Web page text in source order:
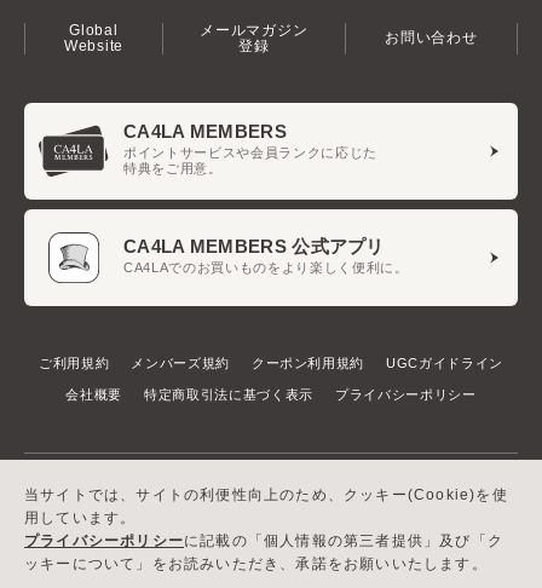
Global
Website
メールマガジン
登録
お問い合わせ
CA4LA MEMBERS
ポイントサービスや会員ランクに応じた
特典をご用意。
CA4LA MEMBERS 公式アプリ
CA4LAでのお買いものをより楽しく便利に。
ご利用規約 メンバーズ規約 クーポン利用規約 UGCガイドライン
会社概要 特定商取引法に基づく表示 プライバシーポリシー
当サイトでは、サイトの利便性向上のため、クッキー(Cookie)を使
用しています。
プライバシーポリシーに記載の「個人情報の第三者提供」及び「ク
ッキーについて」をお読みいただき、承諾をお願いいたします。